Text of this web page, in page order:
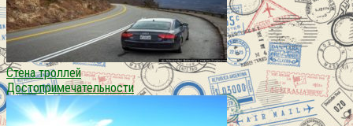
Стена троллей
Достопримечательности